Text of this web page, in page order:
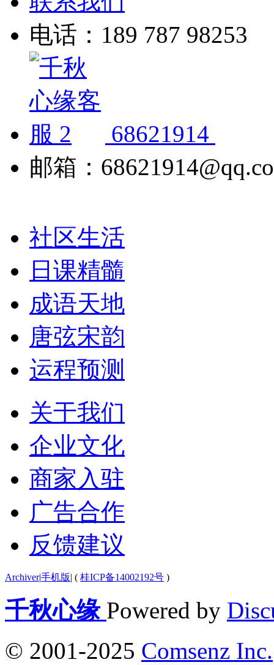
电话：189 787 98253
68621914
邮箱：
社区生活
日课精髓
成语天地
唐弦宋韵
运程预测
关于我们
企业文化
商家入驻
广告合作
反馈建议
Archiver|手机版| ( 桂ICP备14002192号 )
千秋心缘 Powered by
© 2001-2025 Comsenz Inc.